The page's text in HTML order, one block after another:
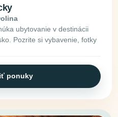
ubytovanie v destinácii
Pozrite si vybavenie, fotky
ponuky